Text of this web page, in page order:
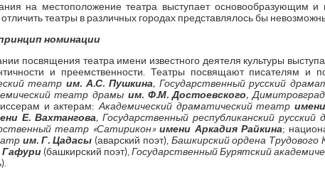
на местоположение театра выступает основообразующим
отличить театры в различных городах представлялось бы
номинации
посвящения театра имени известного деятеля культуры
и преемственности. Театры посвящают писателям и
театрим. А.С. Пушкина, Государственный русский
театр драмы им. Ф.М. Достоевского,
и актерам: Академический драматический театр
Е. Вахтангова, Государственный республиканский
театр «Сатирикон»имени Аркадия Райкина;
им. Г. Цадасы (аварский поэт), Башкирский ордена
(башкирский поэт),Государственный Бурятский